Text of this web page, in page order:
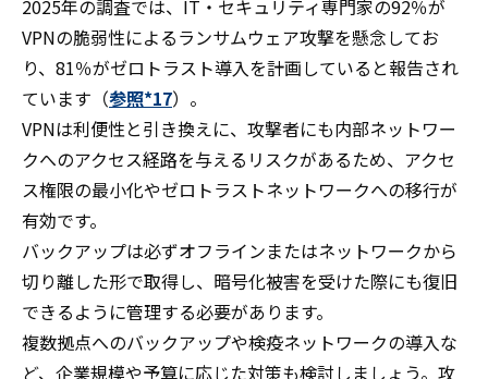
2025年の調査では、IT・セキュリティ専門家の92％が
VPNの脆弱性によるランサムウェア攻撃を懸念してお
り、81％がゼロトラスト導入を計画していると報告され
ています（参照*17）。
VPNは利便性と引き換えに、攻撃者にも内部ネットワー
クへのアクセス経路を与えるリスクがあるため、アクセ
ス権限の最小化やゼロトラストネットワークへの移行が
有効です。
バックアップは必ずオフラインまたはネットワークから
切り離した形で取得し、暗号化被害を受けた際にも復旧
できるように管理する必要があります。
複数拠点へのバックアップや検疫ネットワークの導入な
ど、企業規模や予算に応じた対策も検討しましょう。攻